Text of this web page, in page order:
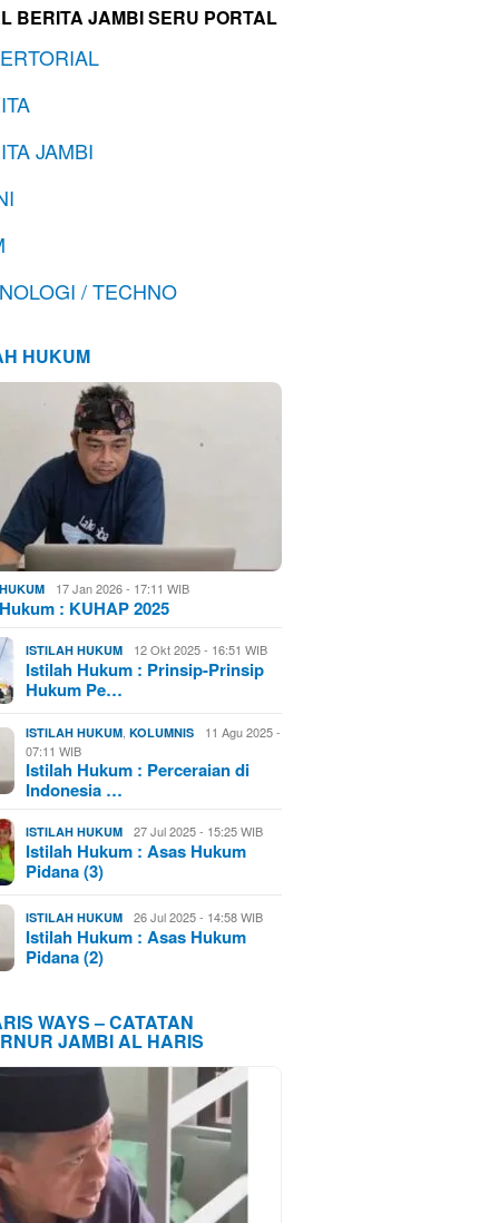
BERITA JAMBI SERU PORTAL
JAMBI
/ TECHNO
HUKUM
17 Jan 2026 - 17:11 WIB
: KUHAP 2025
ISTILAH HUKUM 12 Okt 2025 - 16:51 WIB
Istilah Hukum : Prinsip-Prinsip
Hukum Pe…
ISTILAH HUKUM ,KOLUMNIS
11 Agu 2025 -
07:11 WIB
Istilah Hukum : Perceraian di
Indonesia …
ISTILAH HUKUM 27 Jul 2025 - 15:25 WIB
Istilah Hukum : Asas Hukum
Pidana (3)
ISTILAH HUKUM 26 Jul 2025 - 14:58 WIB
Istilah Hukum : Asas Hukum
Pidana (2)
WAYS – CATATAN
JAMBI AL HARIS